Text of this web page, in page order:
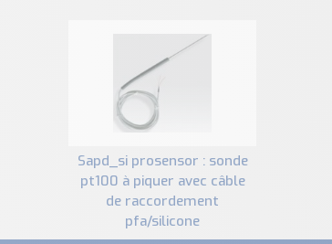
sapd_si prosensor : sonde
pt100 à piquer avec câble
de raccordement
pfa/silicone